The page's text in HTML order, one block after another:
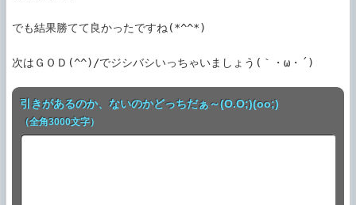
でも結果勝てて良かったですね(*^^*)
引きがあるのか、ないのかどっちだぁ～(O.O;)(oo;)
（全角3000文字）